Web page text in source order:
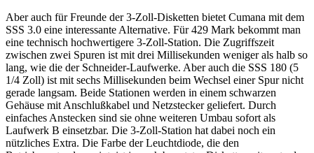
Aber auch für Freunde der 3-Zoll-Disketten bietet Cumana mit dem
SSS 3.0 eine interessante Alternative. Für 429 Mark bekommt man
eine technisch hochwertigere 3-Zoll-Station. Die Zugriffszeit
zwischen zwei Spuren ist mit drei Millisekunden weniger als halb so
lang, wie die der Schneider-Laufwerke. Aber auch die SSS 180 (5
1/4 Zoll) ist mit sechs Millisekunden beim Wechsel einer Spur nicht
gerade langsam. Beide Stationen werden in einem schwarzen
Gehäuse mit Anschlußkabel und Netzstecker geliefert. Durch
einfaches Anstecken sind sie ohne weiteren Umbau sofort als
Laufwerk B einsetzbar. Die 3-Zoll-Station hat dabei noch ein
nützliches Extra. Die Farbe der Leuchtdiode, die den